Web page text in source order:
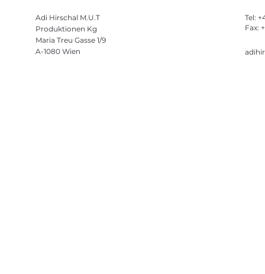
Adi Hirschal M.U.T
Produktionen Kg
Maria Treu Gasse 1/9
A-1080 Wien
Tel:
Fax: